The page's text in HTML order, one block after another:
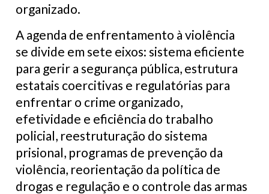
organizado.
A agenda de enfrentamento à violência
se divide em sete eixos: sistema eficiente
para gerir a segurança pública, estrutura
estatais coercitivas e regulatórias para
enfrentar o crime organizado,
efetividade e eficiência do trabalho
policial, reestruturação do sistema
prisional, programas de prevenção da
violência, reorientação da política de
drogas e regulação e o controle das armas